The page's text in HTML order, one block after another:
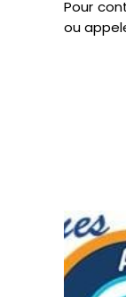
Pour
ou